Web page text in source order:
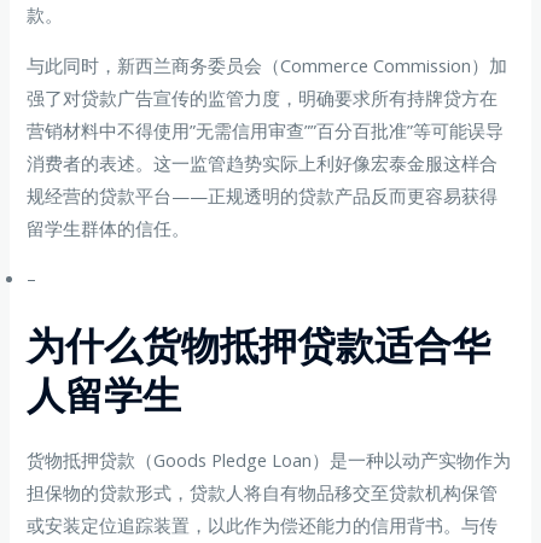
款。
与此同时，新西兰商务委员会（Commerce Commission）加
强了对贷款广告宣传的监管力度，明确要求所有持牌贷方在
营销材料中不得使用”无需信用审查””百分百批准”等可能误导
消费者的表述。这一监管趋势实际上利好像宏泰金服这样合
规经营的贷款平台——正规透明的贷款产品反而更容易获得
留学生群体的信任。
–
为什么货物抵押贷款适合华
人留学生
货物抵押贷款（Goods Pledge Loan）是一种以动产实物作为
担保物的贷款形式，贷款人将自有物品移交至贷款机构保管
或安装定位追踪装置，以此作为偿还能力的信用背书。与传